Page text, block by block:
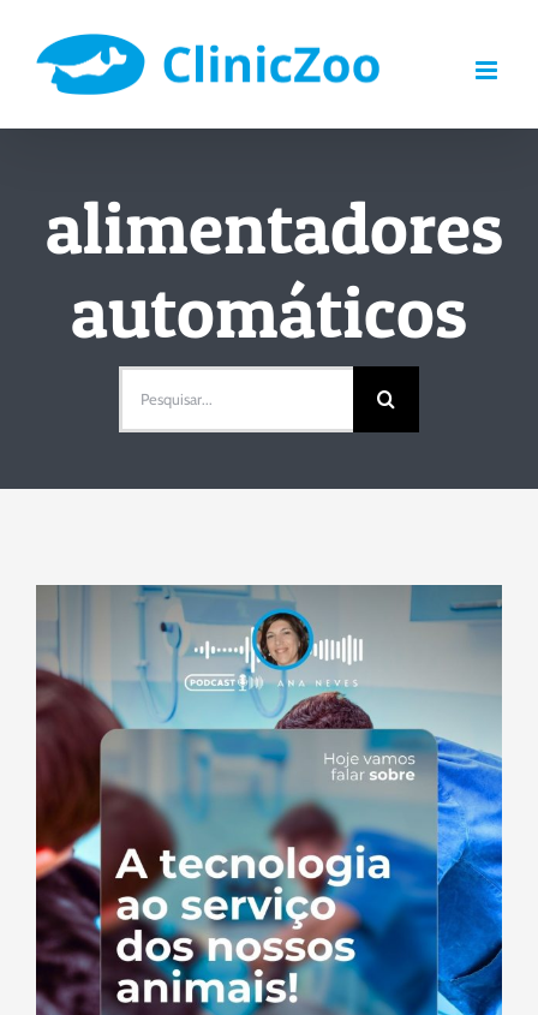
content
alimentadores
automáticos